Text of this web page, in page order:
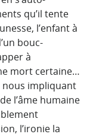
qu’il tente
l’enfant à
bouc-
à
mort certaine…
nous impliquant
l’âme humaine
l’ironie la